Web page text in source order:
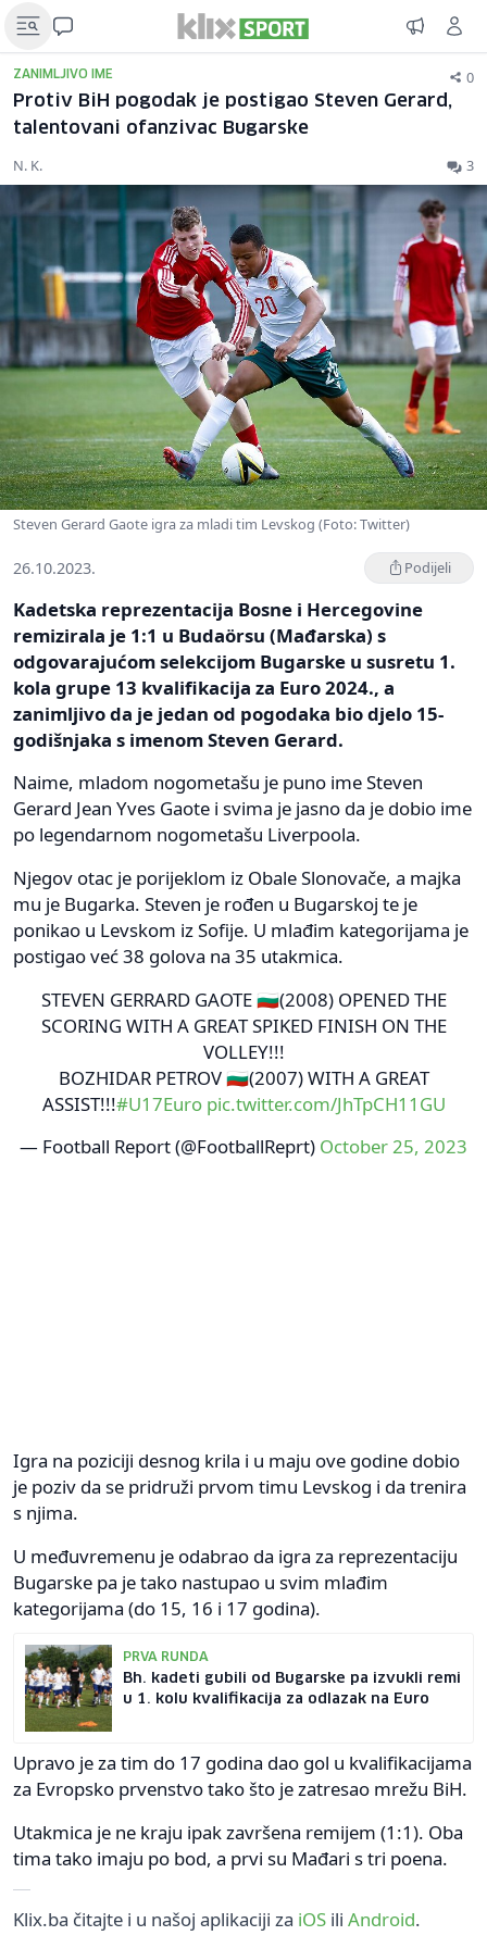
ZANIMLJIVO IME 0
Protiv BiH pogodak je postigao Steven Gerard,
talentovani ofanzivac Bugarske
N. K. 3
Steven Gerard Gaote igra za mladi tim Levskog (Foto: Twitter)
26.10.2023. Podijeli
Kadetska reprezentacija Bosne i Hercegovine
remizirala je 1:1 u Budaörsu (Mađarska) s
odgovarajućom selekcijom Bugarske u susretu 1.
kola grupe 13 kvalifikacija za Euro 2024., a
zanimljivo da je jedan od pogodaka bio djelo 15-
godišnjaka s imenom Steven Gerard.
Naime, mladom nogometašu je puno ime Steven
Gerard Jean Yves Gaote i svima je jasno da je dobio ime
po legendarnom nogometašu Liverpoola.
Njegov otac je porijeklom iz Obale Slonovače, a majka
mu je Bugarka. Steven je rođen u Bugarskoj te je
ponikao u Levskom iz Sofije. U mlađim kategorijama je
postigao već 38 golova na 35 utakmica.
STEVEN GERRARD GAOTE 🇧🇬(2008) OPENED THE
SCORING WITH A GREAT SPIKED FINISH ON THE
VOLLEY!!!
BOZHIDAR PETROV 🇧🇬(2007) WITH A GREAT
ASSIST!!!#U17Euro pic.twitter.com/JhTpCH11GU
— Football Report (@FootballReprt) October 25, 2023
Igra na poziciji desnog krila i u maju ove godine dobio
je poziv da se pridruži prvom timu Levskog i da trenira
s njima.
U međuvremenu je odabrao da igra za reprezentaciju
Bugarske pa je tako nastupao u svim mlađim
kategorijama (do 15, 16 i 17 godina).
PRVA RUNDA
Bh. kadeti gubili od Bugarske pa izvukli remi
u 1. kolu kvalifikacija za odlazak na Euro
Upravo je za tim do 17 godina dao gol u kvalifikacijama
za Evropsko prvenstvo tako što je zatresao mrežu BiH.
Utakmica je ne kraju ipak završena remijem (1:1). Oba
tima tako imaju po bod, a prvi su Mađari s tri poena.
Klix.ba čitajte i u našoj aplikaciji za iOS ili Android.